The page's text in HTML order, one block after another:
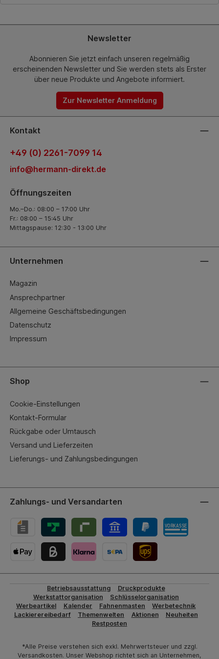
Newsletter
Abonnieren Sie jetzt einfach unseren regelmäßig
erscheinenden Newsletter und Sie werden stets als Erster
über neue Produkte und Angebote informiert.
Zur Newsletter Anmeldung
Kontakt
+49 (0) 2261-7099 14
info@hermann-direkt.de
Öffnungszeiten
Mo.–Do.: 08:00 – 17:00 Uhr
Fr.: 08:00 – 15:45 Uhr
Mittagspause: 12:30 - 13:00 Uhr
Unternehmen
Magazin
Ansprechpartner
Allgemeine Geschäftsbedingungen
Datenschutz
Impressum
Shop
Cookie-Einstellungen
Kontakt-Formular
Rückgabe oder Umtausch
Versand und Lieferzeiten
Lieferungs- und Zahlungsbedingungen
Zahlungs- und Versandarten
Betriebsausstattung
Druckprodukte
Werkstattorganisation
Schlüsselorganisation
Werbeartikel
Kalender Fahnenmasten
Werbetechnik
Lackierereibedarf
Themenwelten Aktionen
Neuheiten
Restposten
*Alle Preise verstehen sich exkl. Mehrwertsteuer und zzgl.
Versandkosten. Unser Webshop richtet sich an Unternehmen,